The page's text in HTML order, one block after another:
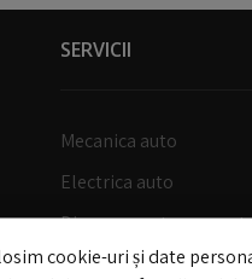
SERVICII
Mecanica auto
Electrica auto
Diagnoza auto
Reparatii tobe
cookie-uri și date